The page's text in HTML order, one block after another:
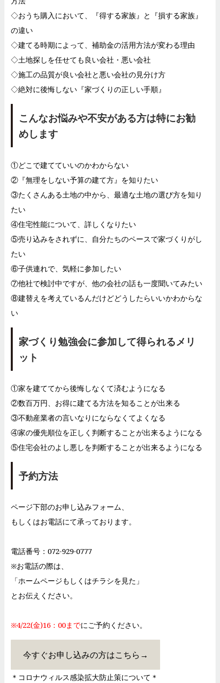
◇おうち購入において、『得する家族』と『損する家族』
の違い
◇建てる時期によって、補助金の活用方法が変わる理由
◇土地探しを任せても良い会社・悪い会社
◇施工の品質が良い会社と悪い会社の見分け方
◇絶対に後悔しない『家づくりの正しい手順』
こんなお悩みや不安がある方は特にお勧
めします
①どこで建てていいのかわからない
②『無理をしない予算の建て方』を知りたい
③たくさんある土地の中から、最適な土地の選び方を知り
たい
④住宅性能について、詳しくなりたい
⑤売り込みをされずに、自分たちのペースで家づくりがし
たい
⑥子供連れで、気軽に参加したい
⑦他社で検討中ですが、他の会社の話も一度聞いてみたい
⑧建替えを考えているんだけどどうしたらいいかわからな
い
家づくり勉強会に参加して得られるメリ
ット
①家を建ててから後悔しなくて済むようになる
②数百万円、お得に建てる方法を知ることが出来る
③不動産業者の言いなりにならなくてよくなる
④家の優先順位を正しく判断することが出来るようになる
⑤住宅会社のよし悪しを判断することが出来るようになる
予約方法
ページ下部のお申し込みフォーム、
もしくはお電話にて承っております。
電話番号：072-929-0777
※お電話の際は、
「ホームページもしくはチラシを見た」
とお伝えください。
※4/22(金)16：00までにご予約ください。
今すぐお申し込みの方はこちら→
＊コロナウィルス感染拡大防止策について＊